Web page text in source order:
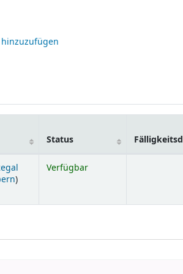
Status
(Öffnet sich unterhalb)
)
Verfügbar